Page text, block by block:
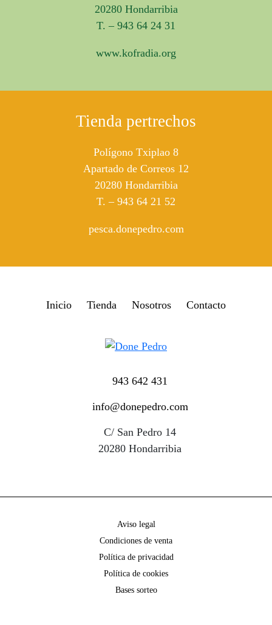
20280 Hondarribia
T. – 943 64 24 31
www.kofradia.org
Tienda pertrechos
Polígono Txiplao 8
Apartado de Correos 12
20280 Hondarribia
T. – 943 64 21 52
pesca.donepedro.com
Inicio Tienda Nosotros Contacto
943 642 431
info@donepedro.com
C/ San Pedro 14
20280 Hondarribia
Aviso legal
Condiciones de venta
Política de privacidad
Política de cookies
Bases sorteo